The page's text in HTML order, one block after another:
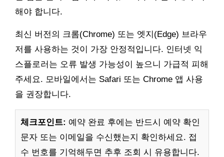
해야 합니다.
최신 버전의 크롬(Chrome) 또는 엣지(Edge) 브라우
저를 사용하는 것이 가장 안정적입니다. 인터넷 익
스플로러는 오류 발생 가능성이 높으니 가급적 피해
주세요. 모바일에서는 Safari 또는 Chrome 앱 사용
을 권장합니다.
체크포인트: 예약 완료 후에는 반드시 예약 확인
문자 또는 이메일을 수신했는지 확인하세요. 접
수 번호를 기억해두면 추후 조회 시 유용합니다.